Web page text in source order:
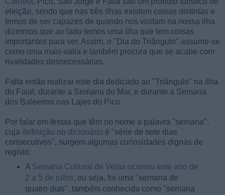
eleição, sendo que nas três ilhas existem coisas distintas e
temos de ser capazes de quando nos visitam na nossa ilha
dizermos que ao lado temos uma ilha que tem coisas
importantes para ver. Assim, o "Dia do Triângulo" assume-se
como uma mais-valia e também procura que se acabe com
rivalidades desnecessárias.
Falta então realizar este dia dedicado ao "Triângulo" na ilha
do Faial, durante a Semana do Mar, e durante a Semana
dos Baleeiros nas Lajes do Pico.
Por falar em festas que têm no nome a palavra "semana",
cuja definição no dicionário é "série de sete dias
consecutivos", surgem algumas curiosidades dignas de
registo:
A Semana Cultural de Velas ocorreu este ano de
2 a 5 de julho, ou seja, foi uma "semana de
quatro dias", também conhecida como "semana